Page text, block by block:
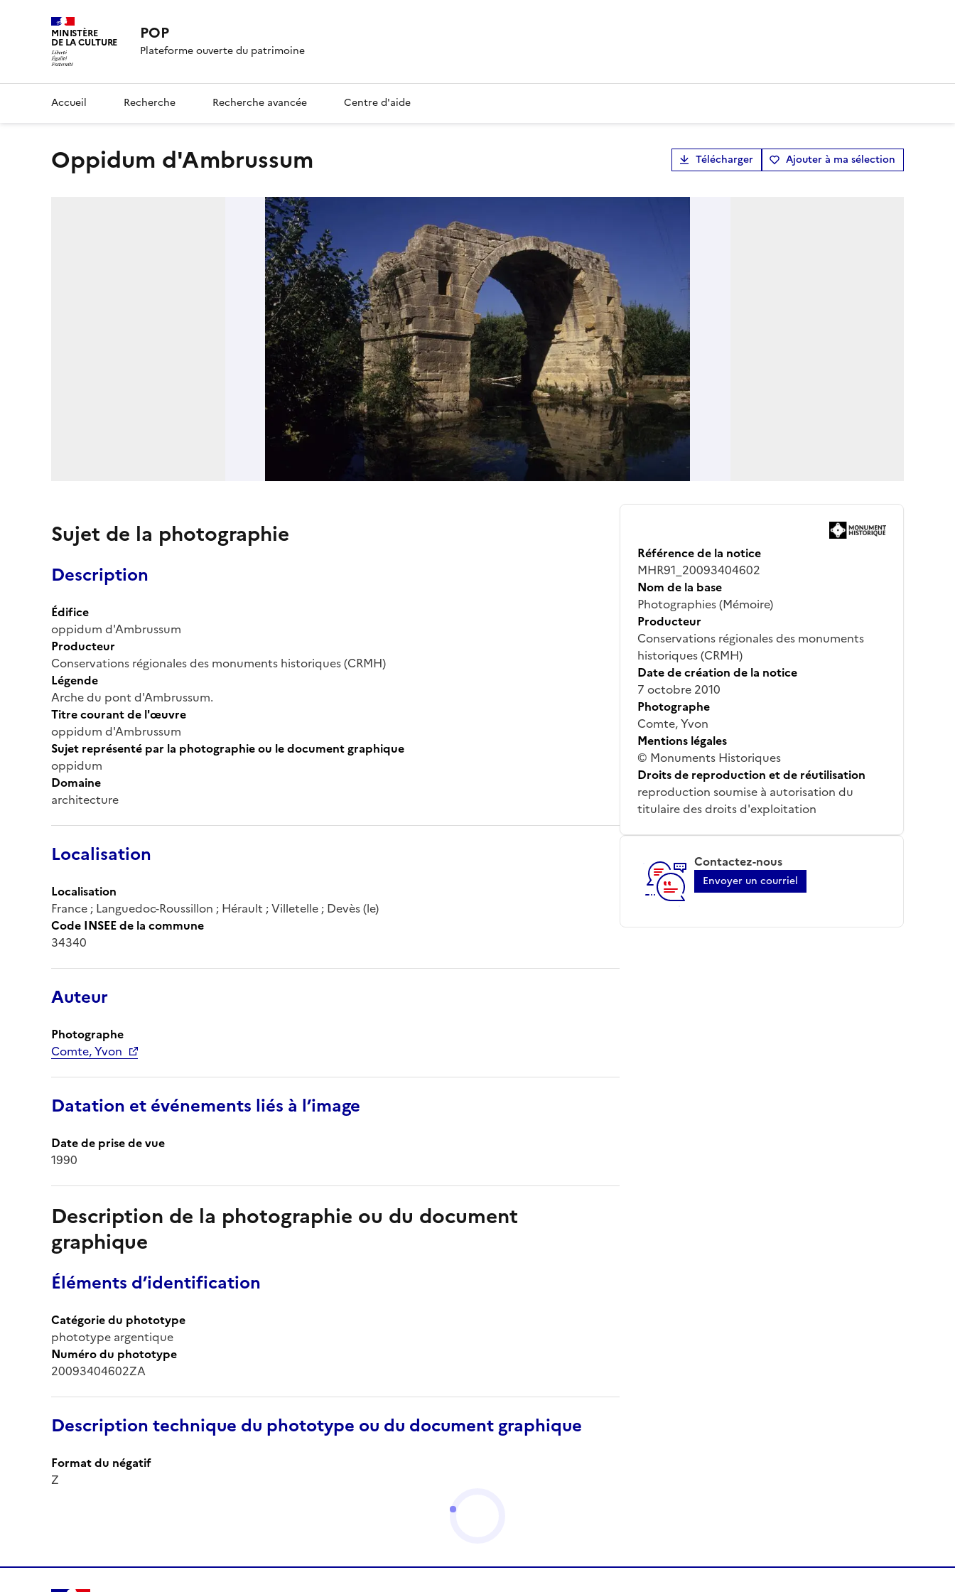
MINISTÈRE
DE LA CULTURE POP
Plateforme ouverte du patrimoine
Accueil Recherche Recherche avancée Centre d'aide
oppidum d'Ambrussum Télécharger Ajouter à ma sélection
Sujet de la photographie
Description
Édifice
oppidum d'Ambrussum
Producteur
Conservations régionales des monuments historiques (CRMH)
Légende
Arche du pont d'Ambrussum.
Titre courant de l'œuvre
oppidum d'Ambrussum
Sujet représenté par la photographie ou le document graphique
oppidum
Domaine
architecture
Localisation
Localisation
France ; Languedoc-Roussillon ; Hérault ; Villetelle ; Devès (le)
Code INSEE de la commune
34340
Auteur
Photographe
Comte, Yvon
Datation et événements liés à l’image
Date de prise de vue
1990
Description de la photographie ou du document
graphique
Éléments d’identification
Catégorie du phototype
phototype argentique
Numéro du phototype
20093404602ZA
Description technique du phototype ou du document graphique
Format du négatif
Z
Référence de la notice
MHR91_20093404602
Nom de la base
Photographies (Mémoire)
Producteur
Conservations régionales des monuments
historiques (CRMH)
Date de création de la notice
7 octobre 2010
Photographe
Comte, Yvon
Mentions légales
© Monuments Historiques
Droits de reproduction et de réutilisation
reproduction soumise à autorisation du
titulaire des droits d'exploitation
Contactez-nous
Envoyer un courriel